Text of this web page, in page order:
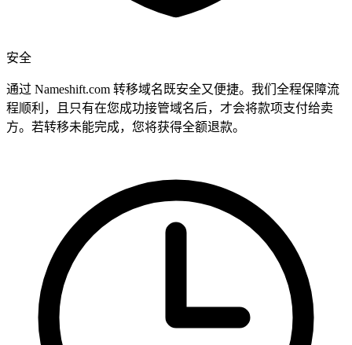
安全
通过 Nameshift.com 转移域名既安全又便捷。我们全程保障流
程顺利，且只有在您成功接管域名后，才会将款项支付给卖
方。若转移未能完成，您将获得全额退款。